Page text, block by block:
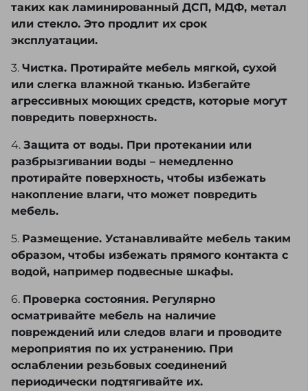
таких как ламинированный ДСП, МДФ, метал
или стекло. Это продлит их срок
эксплуатации.
3. Чистка. Протирайте мебель мягкой, сухой
или слегка влажной тканью. Избегайте
агрессивных моющих средств, которые могут
повредить поверхность.
4. Защита от воды. При протекании или
разбрызгивании воды – немедленно
протирайте поверхность, чтобы избежать
накопление влаги, что может повредить
мебель.
5. Размещение. Устанавливайте мебель таким
образом, чтобы избежать прямого контакта с
водой, например подвесные шкафы.
6. Проверка состояния. Регулярно
осматривайте мебель на наличие
повреждений или следов влаги и проводите
мероприятия по их устранению. При
ослаблении резьбовых соединений
периодически подтягивайте их.